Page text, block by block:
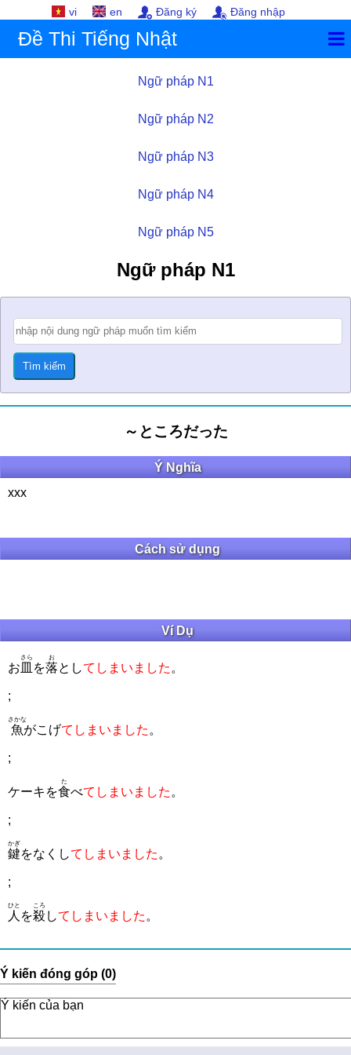
vi en Đăng ký Đăng nhập
Đề Thi Tiếng Nhật
Ngữ pháp N1
Ngữ pháp N2
Ngữ pháp N3
Ngữ pháp N4
Ngữ pháp N5
Ngữ pháp N1
～ところだった
Ý Nghĩa
xxx
Cách sử dụng
Ví Dụ
お 皿
さら
を落
お
としてしまいました 。
;
魚
さかな
がこげてしまいました 。
;
ケーキを食
た
べてしまいました 。
;
鍵
かぎ
をなくしてしまいました 。
;
人
ひと
を殺
ころ
してしまいました 。
Ý kiến đóng góp (0)